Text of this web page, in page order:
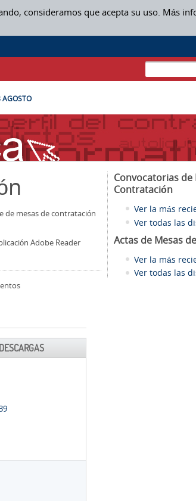
consideramos que acepta su uso. Más
AGOSTO
de mesas de contratación
Adobe Reader
DESCARGAS
Convocatorias de
Contratación
Ver la más
Ver todas las
Actas de Mesas
Ver la más
Ver todas las